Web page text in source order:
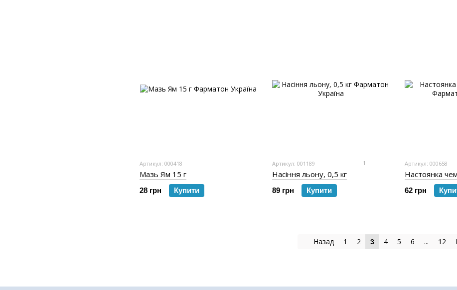
Артикул: 000418
Мазь Ям 15 г
28 грн Купити
Артикул: 001189 1
Насіння льону, 0,5 кг
89 грн Купити
Артикул: 000658
Настоянка
62 грн
Назад 1 2 3 4 5 6 ... 12